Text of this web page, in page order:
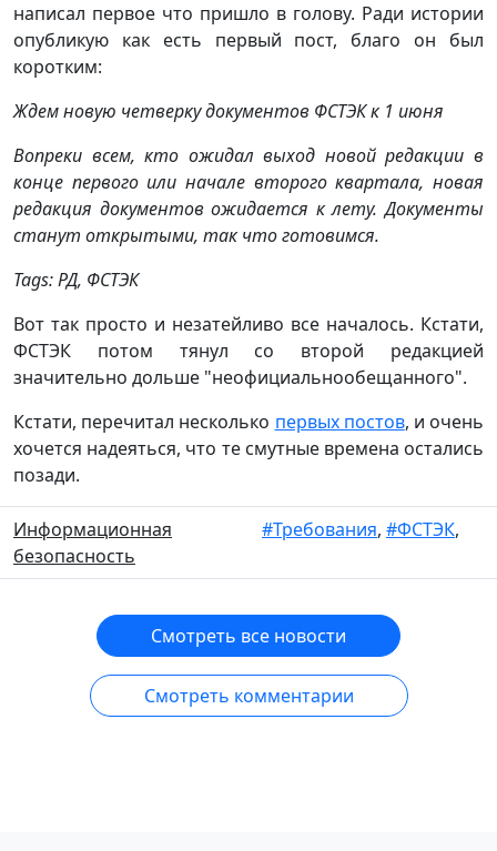
написал первое что пришло в голову. Ради истории
опубликую как есть первый пост, благо он был
коротким:
Ждем новую четверку документов ФСТЭК к 1 июня
Вопреки всем, кто ожидал выход новой редакции в
конце первого или начале второго квартала, новая
редакция документов ожидается к лету. Документы
станут открытыми, так что готовимся.
Tags: РД, ФСТЭК
Вот так просто и незатейливо все началось. Кстати,
ФСТЭК потом тянул со второй редакцией
значительно дольше "неофициальнообещанного".
Кстати, перечитал несколько первых постов, и очень
хочется надеяться, что те смутные времена остались
позади.
Информационная
безопасность
#Требования, #ФСТЭК,
Смотреть все новости
Смотреть комментарии